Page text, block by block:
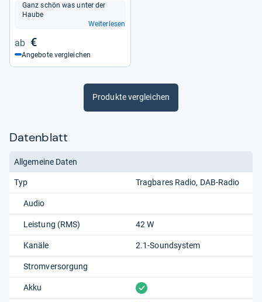
Ganz schön was unter der
Haube
Weiterlesen
€
Angebote vergleichen
Produkte vergleichen
Datenblatt
Allgemeine Daten
Typ Tragbares Radio DAB-Radio
Audio
Leistung (RMS) 42 W
Kanäle 2.1-Soundsystem
Stromversorgung
Akku vorhanden